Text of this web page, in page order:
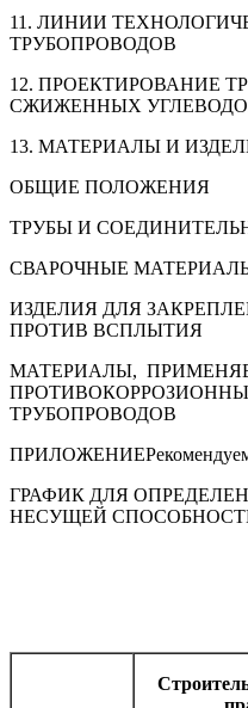
11. ЛИНИИ
ТРУБОПРОВОДОВ
12. ПРОЕКТИРОВАНИЕ
СЖИЖЕННЫХ
13. МАТЕРИАЛЫ И
ОБЩИЕ ПОЛОЖЕНИЯ
ТРУБЫ И
СВАРОЧНЫЕ
ИЗДЕЛИЯ ДЛЯ
ПРОТИВ ВСПЛЫТИЯ
МАТЕРИАЛЫ,
ТРУБОПРОВОДОВ
ГРАФИК ДЛЯ
НЕСУЩЕЙ